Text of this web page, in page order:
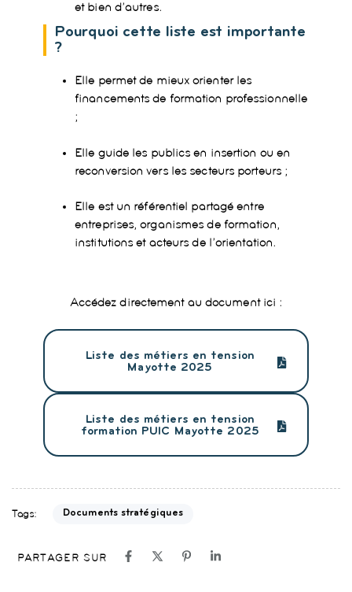
et bien d’autres.
Pourquoi cette liste est importante
?
Elle permet de mieux orienter les
financements de formation professionnelle
;
Elle guide les publics en insertion ou en
reconversion vers les secteurs porteurs ;
Elle est un référentiel partagé entre
entreprises, organismes de formation,
institutions et acteurs de l’orientation.
Accédez directement au document ici :
Liste des métiers en tension
Mayotte 2025
Liste des métiers en tension
formation PUIC Mayotte 2025
Tags: Documents stratégiques
PARTAGER SUR